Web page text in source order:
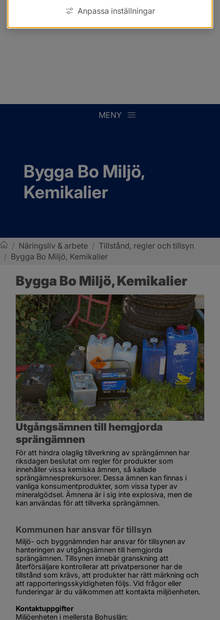
MENY
Bygga Bo Miljö,
Kemikalier
Sotenäs kommun
/ Näringsliv & arbete / Tillstånd, regler och tillsyn
/ Bygga Bo Miljö, Kemikalier
Bygga Bo Miljö, Kemikalier
Utgångsämnen till hemgjorda
sprängämnen
För att hindra olaglig tillverkning av sprängämnen har
riksdagen beslutat om regler för produkter som
innehåller vissa kemiska ämnen, så kallade
sprängämnesprekursorer. Dessa ämnen kan finnas i
vanliga konsumentprodukter, som vissa typer av
mineralgödsel. Ämnena är i sig inte explosiva, men de
kan användas för att tillverka sprängämnen.
Kommunen har ansvar för tillsyn
Miljö- och byggnämnden har ansvar för tillsynen av
hanteringen av utgångsämnen till hemgjorda
sprängämnen. Tillsynen innebär granskning att
återförsäljare kontrollerar att privatpersoner har de
tillstånd som krävs, att produkter har rätt märkning och
att rapporteringsskyldigheten följs. Vid frågor eller
funderingar är du välkommen att kontakta miljöenheten.
Kontaktuppgifter
Anpassa inställningar